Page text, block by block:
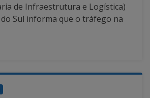
de Infraestrutura e Logística)
Sul informa que o tráfego na